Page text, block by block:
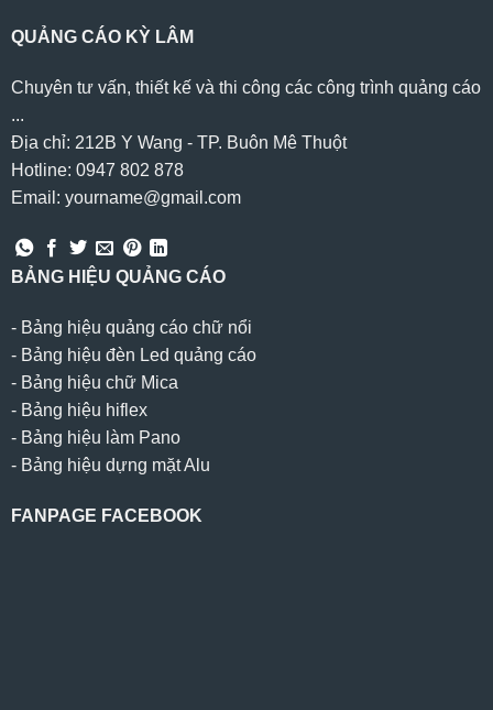
QUẢNG CÁO KỲ LÂM
Chuyên tư vấn, thiết kế và thi công các công trình quảng cáo
...
Địa chỉ: 212B Y Wang - TP. Buôn Mê Thuột
Hotline: 0947 802 878
Email: yourname@gmail.com
BẢNG HIỆU QUẢNG CÁO
- Bảng hiệu quảng cáo chữ nổi
- Bảng hiệu đèn Led quảng cáo
- Bảng hiệu chữ Mica
- Bảng hiệu hiflex
- Bảng hiệu làm Pano
- Bảng hiệu dựng mặt Alu
FANPAGE FACEBOOK